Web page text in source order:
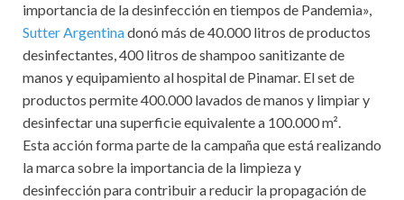
importancia de la desinfección en tiempos de Pandemia»,
Sutter Argentinadonó más de 40.000 litros de productos
desinfectantes, 400 litros de shampoo sanitizante de
manos y equipamiento al hospital de Pinamar. El set de
productos permite 400.000 lavados de manos y limpiar y
desinfectar una superficie equivalente a 100.000 m².
Esta acción forma parte de la campaña que está realizando
la marca sobre la importancia de la limpieza y
desinfección para contribuir a reducir la propagación de